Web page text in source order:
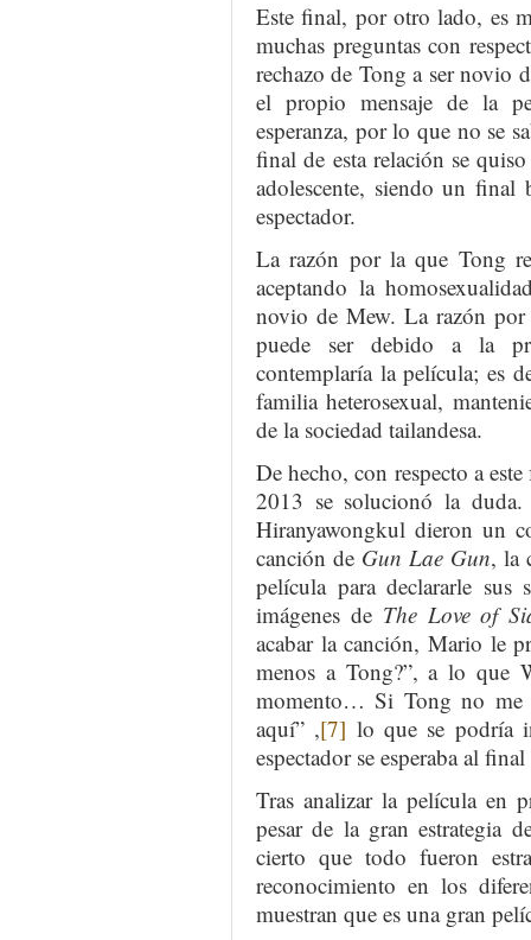
Este final, por otro lado, es
muchas preguntas con
rechazo de Tong a ser novio
el propio mensaje de la
esperanza, por lo que no se
final de esta relación se
adolescente, siendo un final
espectador.
La razón por la que Tong
aceptando la
novio de Mew. La razón
puede ser debido a la
contemplaría la película; es
familia heterosexual,
de la sociedad tailandesa.
De hecho, con respecto a
2013 se solucionó la
Hiranyawongkul dieron un
canción de Gun Lae Gun, la
película para declararle sus
imágenes de The Love of
acabar la canción, Mario le
menos a Tong?”, a lo que
momento… Si Tong no me
aquí” ,[7] lo que se podría
espectador se esperaba al
Tras analizar la película en
pesar de la gran estrategia
cierto que todo fueron
reconocimiento en los
muestran que es una gran